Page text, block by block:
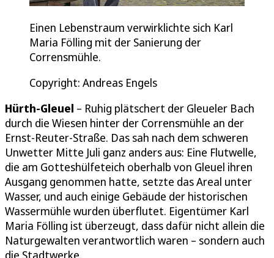
Einen Lebenstraum verwirklichte sich Karl
Maria Fölling mit der Sanierung der
Corrensmühle.
Copyright: Andreas Engels
Hürth-Gleuel – Ruhig plätschert der Gleueler Bach
durch die Wiesen hinter der Corrensmühle an der
Ernst-Reuter-Straße. Das sah nach dem schweren
Unwetter Mitte Juli ganz anders aus: Eine Flutwelle,
die am Gotteshülfeteich oberhalb von Gleuel ihren
Ausgang genommen hatte, setzte das Areal unter
Wasser, und auch einige Gebäude der historischen
Wassermühle wurden überflutet. Eigentümer Karl
Maria Fölling ist überzeugt, dass dafür nicht allein die
Naturgewalten verantwortlich waren – sondern auch
die Stadtwerke.